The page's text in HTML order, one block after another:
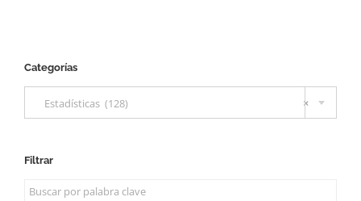
Categorías
×
Estadísticas (128)
Filtrar